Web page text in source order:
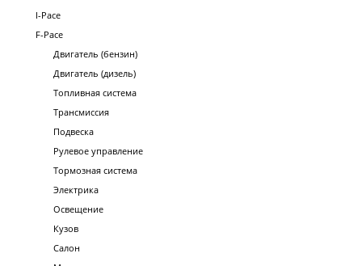
I-Pace
F-Pace
Двигатель (бензин)
Двигатель (дизель)
Топливная система
Трансмиссия
Подвеска
Рулевое управление
Тормозная система
Электрика
Освещение
Кузов
Салон